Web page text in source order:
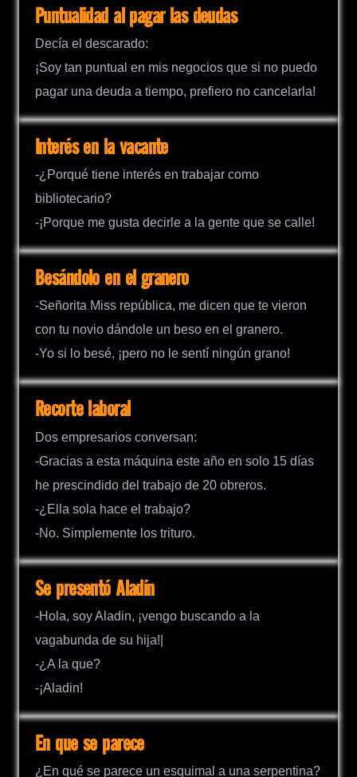
Puntualidad al pagar las deudas
Decía el descarado:
¡Soy tan puntual en mis negocios que si no puedo
pagar una deuda a tiempo, prefiero no cancelarla!
Interés en la vacante
-¿Porqué tiene interés en trabajar como
bibliotecario?
-¡Porque me gusta decirle a la gente que se calle!
Besándolo en el granero
-Señorita Miss república, me dicen que te vieron
con tu novio dándole un beso en el granero.
-Yo si lo besé, ¡pero no le sentí ningún grano!
Recorte laboral
Dos empresarios conversan:
-Gracias a esta máquina este año en solo 15 días
he prescindido del trabajo de 20 obreros.
-¿Ella sola hace el trabajo?
-No. Simplemente los trituro.
Se presentó Aladín
-Hola, soy Aladin, ¡vengo buscando a la
vagabunda de su hija!|
-¿A la que?
-¡Aladin!
En que se parece
¿En qué se parece un esquimal a una serpentina?